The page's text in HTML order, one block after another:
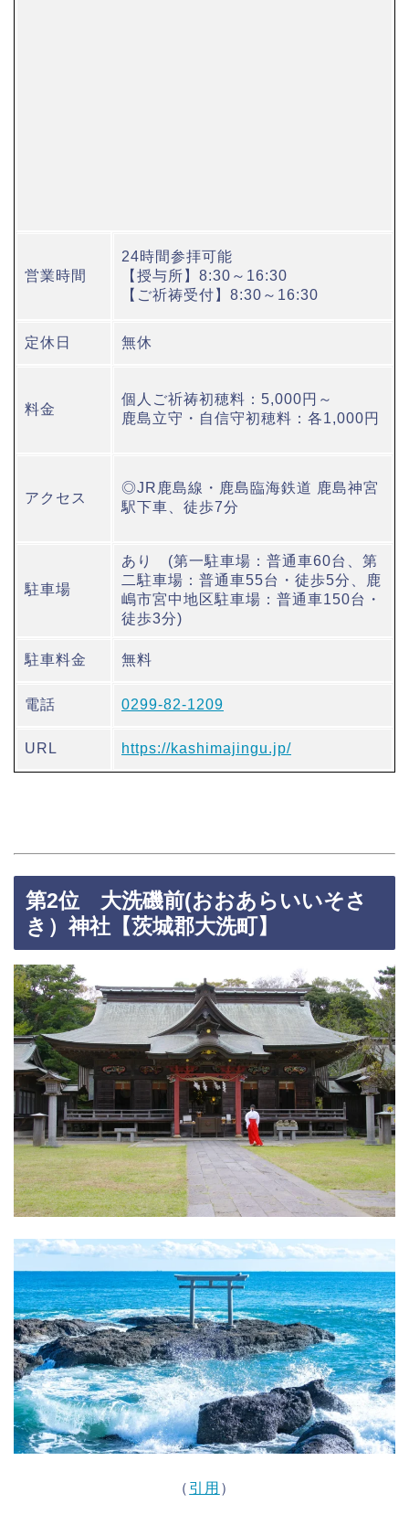
営業時間
24時間参拝可能
【授与所】8:30～16:30
【ご祈祷受付】8:30～16:30
定休日 無休
料金
個人ご祈祷初穂料：5,000円～
鹿島立守・自信守初穂料：各1,000円
アクセス
◎JR鹿島線・鹿島臨海鉄道 鹿島神宮
駅下車、徒歩7分
駐車場
あり (第一駐車場：普通車60台、第
二駐車場：普通車55台・徒歩5分、鹿
嶋市宮中地区駐車場：普通車150台・
徒歩3分)
駐車料金 無料
電話 0299-82-1209
URL https://kashimajingu.jp/
第2位 大洗磯前(おおあらいいそさ
き）神社【茨城郡大洗町】
（ 引用 ）